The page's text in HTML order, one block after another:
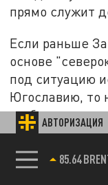
АВТОРИЗАЦИЯ
85.64
прямо служит
Если раньше
основе
под ситуацию
Югославию, то
требует